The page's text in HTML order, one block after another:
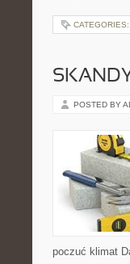
CATEGORIES:
POSTED BY
poczuć klimat